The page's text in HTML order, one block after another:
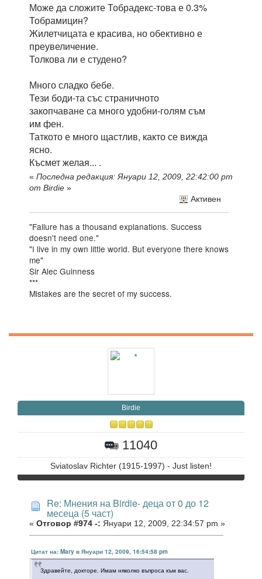
Може да сложите Тобрадекс-това е 0.3%
Тобрамицин?
Жилетчицата е красива, но обективно е
преувеличение.
Толкова ли е студено?
Много сладко бебе.
Тези боди-та със страничното
закопчаване са много удобни-голям съм
им фен.
Таткото е много щастлив, както се вижда
ясно.
Късмет желая... .
« Последна редакция: Януари 12, 2009, 22:42:00 pm
от Birdie »
Активен
"Failure has a thousand explanations. Success
doesn't need one."
"I live in my own little world. But everyone there knows
me"
Sir Alec Guinness
***
Mistakes are the secret of my success.
Birdie
11040
Sviatoslav Richter (1915-1997) - Just listen!
Re: Мнения на Birdie- деца от 0 до 12
месеца (5 част)
« Отговор #974 -: Януари 12, 2009, 22:34:57 pm »
Цитат на: Mary в Януари 12, 2009, 16:54:58 pm
Здравейте, докторе. Имам няколко въпроса към вас.